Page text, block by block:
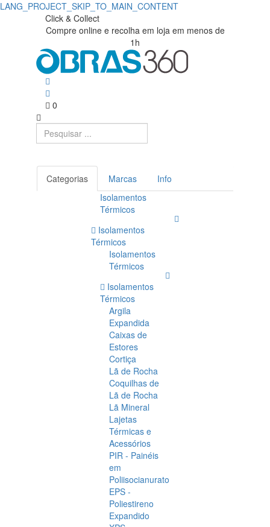
LANG_PROJECT_SKIP_TO_MAIN_CONTENT
Click & Collect
Compre online e recolha em loja em menos de
1h
0
Categorias Marcas
Info
Isolamentos
Térmicos
Isolamentos
Térmicos
Isolamentos
Térmicos
Isolamentos
Térmicos
Argila
Expandida
Caixas de
Estores
Cortiça
Lã de Rocha
Coquilhas de
Lã de Rocha
Lã Mineral
Lajetas
Térmicas e
Acessórios
PIR - Painéis
em
Poliisocianurato
EPS -
Poliestireno
Expandido